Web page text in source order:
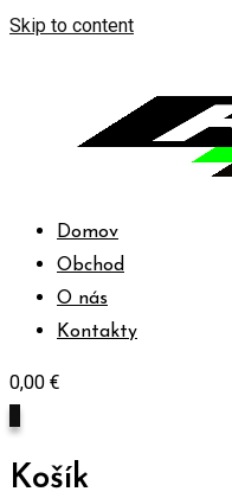
Skip to content
Domov
Obchod
O nás
Kontakty
0,00 €
Košík